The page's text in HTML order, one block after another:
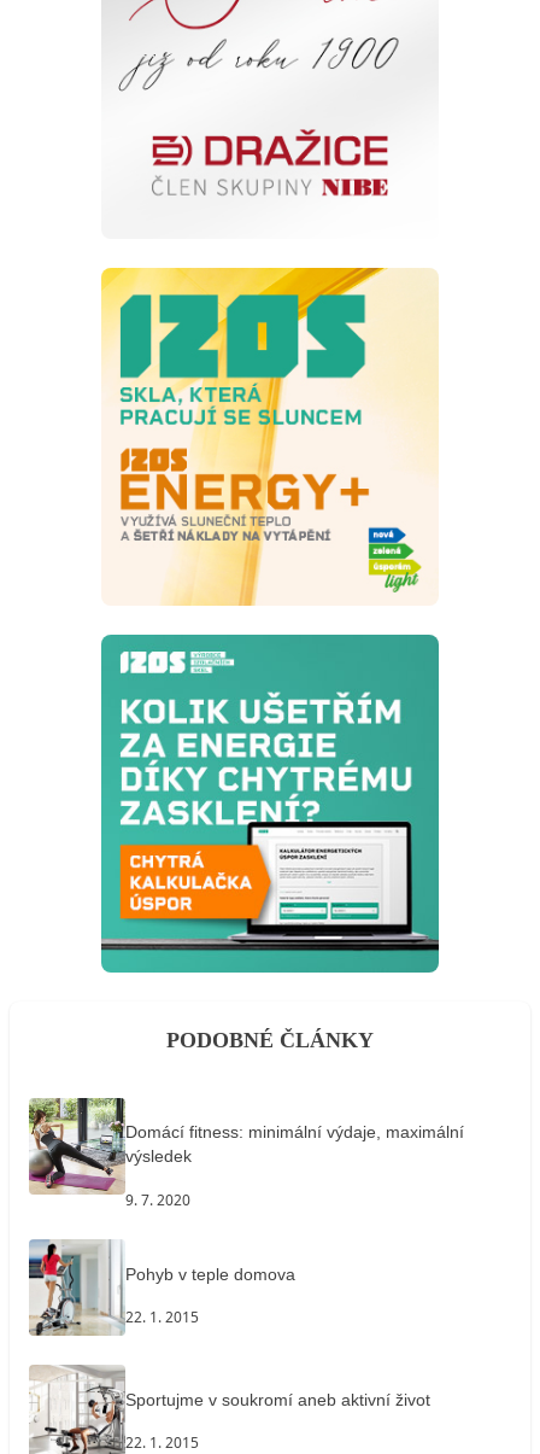
PODOBNÉ ČLÁNKY
Domácí fitness: minimální výdaje, maximální
výsledek
9. 7. 2020
Pohyb v teple domova
22. 1. 2015
Sportujme v soukromí aneb aktivní život
22. 1. 2015